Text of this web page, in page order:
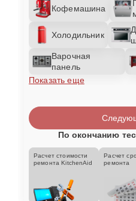
Кофемашина
Холодильник
Варочная
панель
Показать еще
По окончанию
Расчет стоимости
ремонта KitchenAid
Расчет
ремонта